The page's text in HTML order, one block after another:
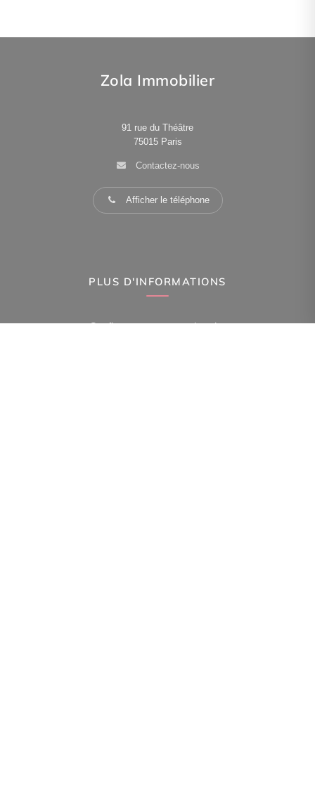
Zola Immobilier
91 rue du Théâtre
75015 Paris
Contactez-nous
Afficher le téléphone
PLUS D'INFORMATIONS
Confiez-nous votre recherche